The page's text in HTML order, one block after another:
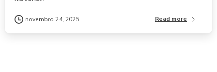
novembro 24, 2025 Read more